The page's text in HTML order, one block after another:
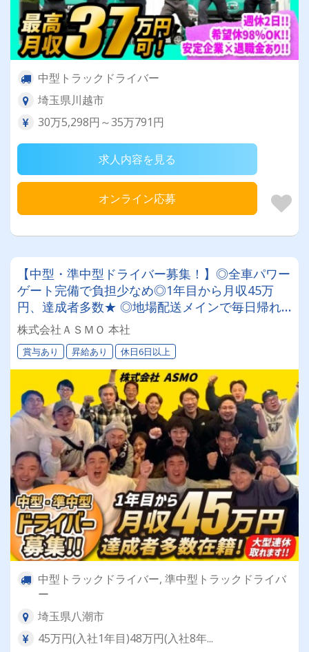
中型トラックドライバー
埼玉県川越市
30万5,298円～35万791円
求人内容を見る
オンライン応募
【中型・準中型ドライバー募集！】◎全車パワー
ゲート完備で負担少なめ◎1年目から月収45万
円、達成者多数★ ◎地場配送メインで毎日帰れ
る◎夏季・冬季・GWなど長期休暇も充実！ ◎月
1回のマッサージで身体をケア★◎設立10年の安
定企業で長く活躍しませんか？
株式会社ＡＳＭＯ 本社
賞与あり 昇給あり 休日6日以上
中型トラックドライバー, 準中型トラックドライバ
ー
埼玉県八潮市
45万円(入社1年目)48万円(入社8年...